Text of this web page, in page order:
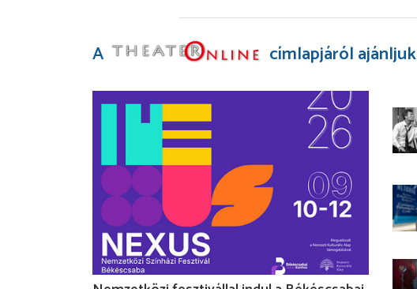
A címlapjáról ajánljuk